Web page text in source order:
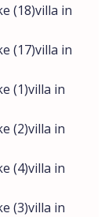
villa in
villa in
villa in
villa in
villa in
villa in